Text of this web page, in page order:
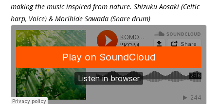
making the music inspired from nature. Shizuku Aosaki (Celtic
harp, Voice) & Morihide Sawada (Snare drum)